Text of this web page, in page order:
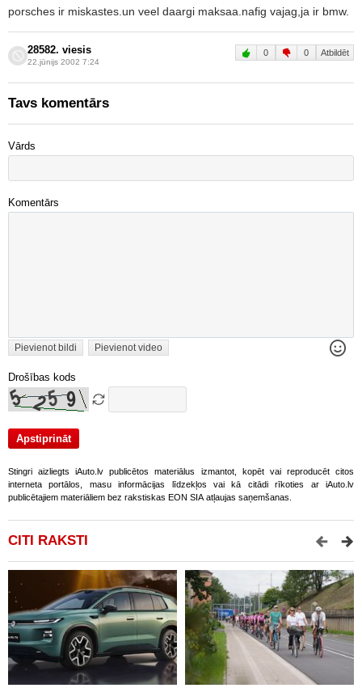
porsches ir miskastes.un veel daargi maksaa.nafig vajag,ja ir bmw.
28582. viesis
22.jūnijs 2002 7:24
0 0 Atbildēt
Tavs komentārs
Vārds
Komentārs
Pievienot bildi Pievienot video
Drošības kods
Stingri aizliegts iAuto.lv publicētos materiālus izmantot, kopēt vai reproducēt citos
interneta portālos, masu informācijas līdzekļos vai kā citādi rīkoties ar iAuto.lv
publicētajiem materiāliem bez rakstiskas EON SIA atļaujas saņemšanas.
CITI RAKSTI